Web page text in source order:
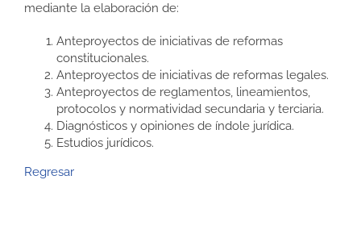
mediante la elaboración de:
Anteproyectos de iniciativas de reformas
constitucionales.
Anteproyectos de iniciativas de reformas legales.
Anteproyectos de reglamentos, lineamientos,
protocolos y normatividad secundaria y terciaria.
Diagnósticos y opiniones de índole jurídica.
Estudios jurídicos.
Regresar